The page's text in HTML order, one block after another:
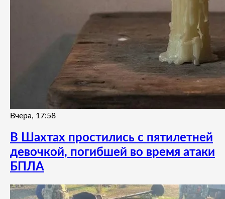
Вчера, 17:58
В Шахтах простились с пятилетней
девочкой, погибшей во время атаки
БПЛА